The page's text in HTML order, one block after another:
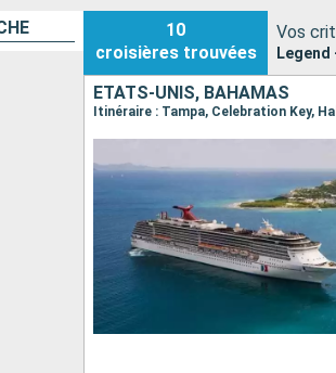
10
croisières trouvées
Vos
Legend
ÉTATS-UNIS, BAHAMAS
Itinéraire : Tampa, Celebration Key,